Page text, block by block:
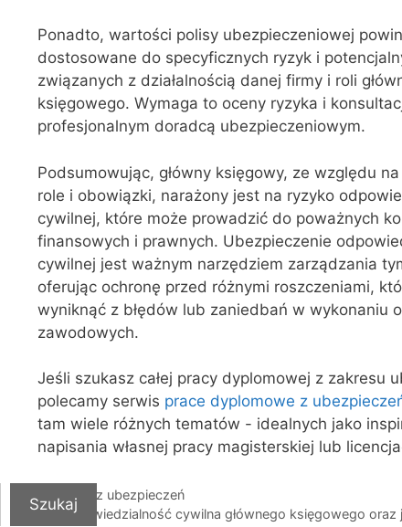
Ponadto, wartości polisy ubezpieczeniowej
dostosowane do specyficznych ryzyk i
związanych z działalnością danej firmy i roli
księgowego. Wymaga to oceny ryzyka i
profesjonalnym doradcą ubezpieczeniowym.
Podsumowując, główny księgowy, ze względu
role i obowiązki, narażony jest na ryzyko
cywilnej, które może prowadzić do poważnych
finansowych i prawnych. Ubezpieczenie
cywilnej jest ważnym narzędziem zarządzania
oferując ochronę przed różnymi roszczeniami,
wyniknąć z błędów lub zaniedbań w wykonaniu
zawodowych.
Jeśli szukasz całej pracy dyplomowej z zakresu
polecamy serwis prace dyplomowe z
tam wiele różnych tematów - idealnych jako
napisania własnej pracy magisterskiej lub
Kategorie
Prace z ubezpieczeń
Tagi
Odpowiedzialność cywilna głównego księgowego oraz
Szukaj